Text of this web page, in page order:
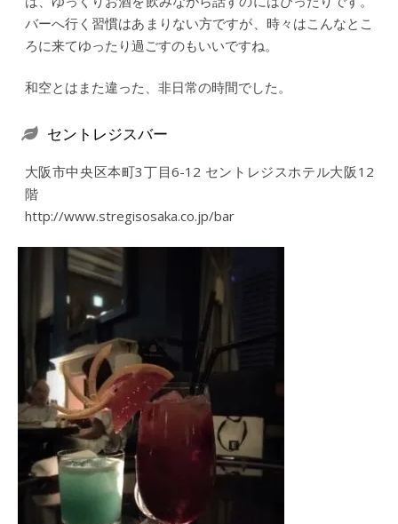
バーへ行く習慣はあまりない方ですが、時々はこんなとこ
ろに来てゆったり過ごすのもいいですね。
和空とはまた違った、非日常の時間でした。
セントレジスバー
大阪市中央区本町3丁目6-12 セントレジスホテル大阪12
階
http://www.stregisosaka.co.jp/bar